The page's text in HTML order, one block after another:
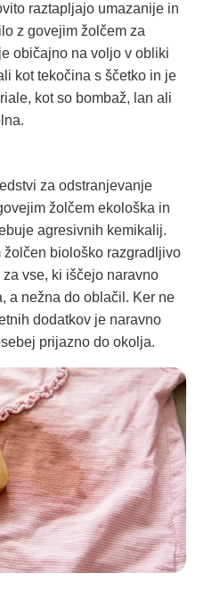
raztapljajo umazanije in
z govejim žolčem za
običajno na voljo v obliki
kot tekočina s ščetko in je
kot so bombaž, lan ali
za odstranjevanje
žolčem ekološka in
agresivnih kemikalij.
biološko razgradljivo
vse, ki iščejo naravno
a nežna do oblačil. Ker ne
dodatkov je naravno
prijazno do okolja.